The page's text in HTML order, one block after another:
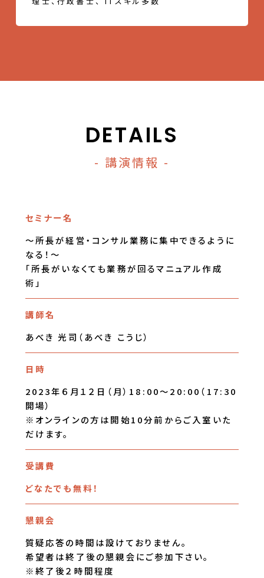
DETAILS
- 講演情報 -
セミナー名
～所長が経営・コンサル業務に集中できるように
なる！～
「所長がいなくても業務が回るマニュアル作成
術」
講師名
あべき 光司（あべき こうじ）
日時
2023年６月１２日（月）18:00～20:00（17:30
開場）
※オンラインの方は開始10分前からご入室いた
だけます。
受講費
どなたでも無料！
懇親会
質疑応答の時間は設けておりません。
希望者は終了後の懇親会にご参加下さい。
※終了後２時間程度